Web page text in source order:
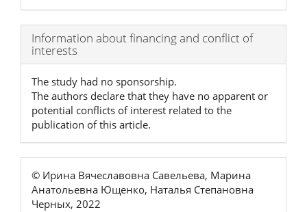
Article
Details
Information about financing and conflict of
interests
The study had no sponsorship.
The authors declare that they have no apparent or
potential conflicts of interest related to the
publication of this article.
© Ирина Вячеславовна Савельева, Марина
Анатольевна Ющенко, Наталья Степановна
Черных, 2022